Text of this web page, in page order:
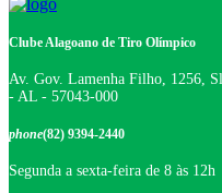
Clube Alagoano de Tiro Olímpico
Av. Gov. Lamenha Filho, 1256,
- AL - 57043-000
phone(82) 9394-2440
Segunda a sexta-feira de 8 às 12h